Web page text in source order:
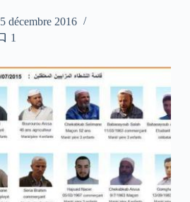
5 décembre 2016
1